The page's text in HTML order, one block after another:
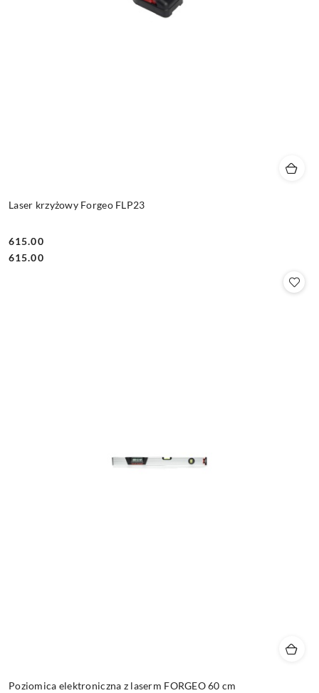
Laser krzyżowy Forgeo FLP23
Cena:
615.00
Cena:
615.00
Poziomica elektroniczna z laserm FORGEO 60 cm